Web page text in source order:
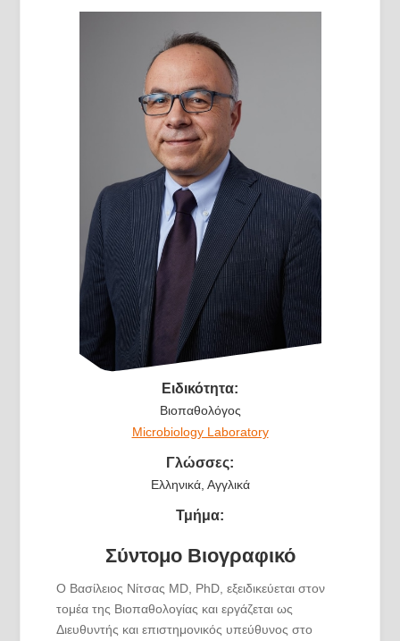
Ειδικότητα:
Βιοπαθολόγος
Microbiology Laboratory
Γλώσσες:
Ελληνικά, Αγγλικά
Τμήμα:
Σύντομο Βιογραφικό
Ο Βασίλειος Νίτσας MD, PhD, εξειδικεύεται στον
τομέα της Βιοπαθολογίας και εργάζεται ως
Διευθυντής και επιστημονικός υπεύθυνος στο